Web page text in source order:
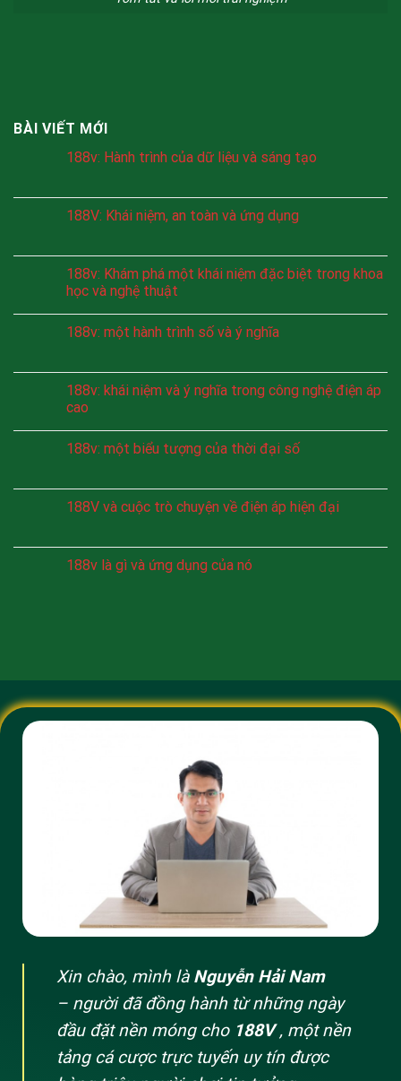
BÀI VIẾT MỚI
188v: Hành trình của dữ liệu và sáng tạo
188V: Khái niệm, an toàn và ứng dụng
188v: Khám phá một khái niệm đặc biệt trong khoa
học và nghệ thuật
188v: một hành trình số và ý nghĩa
188v: khái niệm và ý nghĩa trong công nghệ điện áp
cao
188v: một biểu tượng của thời đại số
188V và cuộc trò chuyện về điện áp hiện đại
188v là gì và ứng dụng của nó
Xin chào, mình là Nguyễn Hải Nam
– người đã đồng hành từ những ngày
đầu đặt nền móng cho 188V, một nền
tảng cá cược trực tuyến uy tín được